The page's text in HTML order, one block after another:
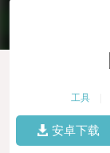
工具
安卓下载